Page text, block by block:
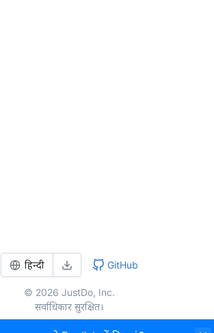
हिन्दी GitHub
© 2026 JustDo, Inc.
सर्वाधिकार सुरक्षित।